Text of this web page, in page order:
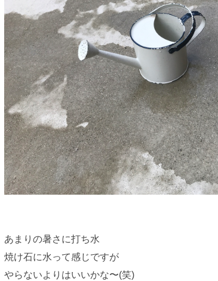
あまりの暑さに打ち水
焼け石に水って感じですが
やらないよりはいいかな〜(笑)